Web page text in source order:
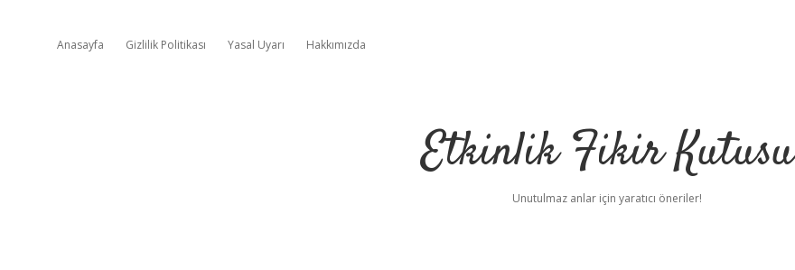
Anasayfa Gizlilik Politikası Yasal Uyarı Hakkımızda
Etkinlik Fikir Kutusu
Unutulmaz anlar için yaratıcı öneriler!